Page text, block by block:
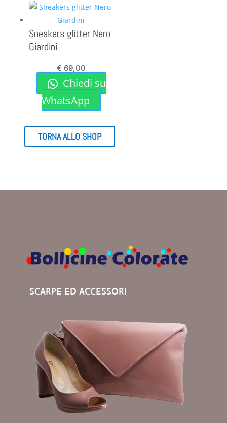
Sneakers glitter Nero
Giardini
€ 69,00
Chiedi su
WhatsApp
TORNA ALLO SHOP
SCARPE ED ACCESSORI